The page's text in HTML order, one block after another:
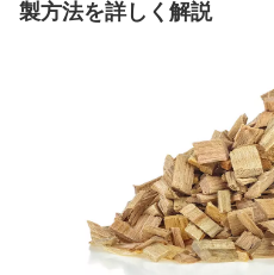
製方法を詳しく解説